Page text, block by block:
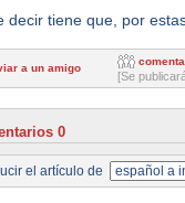
decir tiene que, por
a un amigo
[Se
0
el artículo de